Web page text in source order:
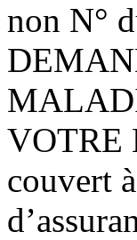
non N°
VOTRE
couvert